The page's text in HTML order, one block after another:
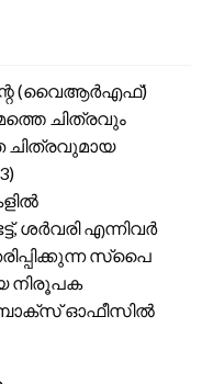
(വൈആർഎഫ്)
ചിത്രവും
ചിത്രവുമായ
ശർവരി എന്നിവർ
സ്‌പൈ
നിരൂപക
ഓഫീസിൽ